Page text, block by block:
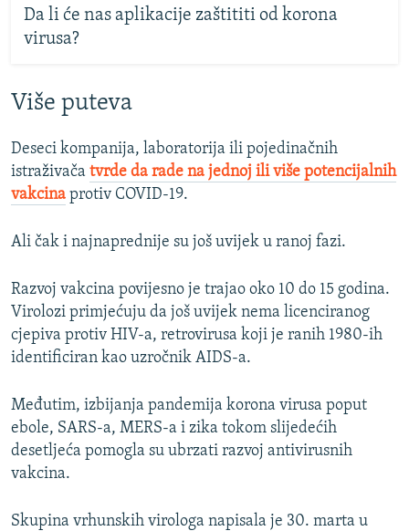
Da li će nas aplikacije zaštititi od korona
virusa?
Više puteva
Deseci kompanija, laboratorija ili pojedinačnih
istraživača tvrde da rade na jednoj ili više potencijalnih
vakcina protiv COVID-19.
Ali čak i najnaprednije su još uvijek u ranoj fazi.
Razvoj vakcina povijesno je trajao oko 10 do 15 godina.
Virolozi primjećuju da još uvijek nema licenciranog
cjepiva protiv HIV-a, retrovirusa koji je ranih 1980-ih
identificiran kao uzročnik AIDS-a.
Međutim, izbijanja pandemija korona virusa poput
ebole, SARS-a, MERS-a i zika tokom slijedećih
desetljeća pomogla su ubrzati razvoj antivirusnih
vakcina.
Skupina vrhunskih virologa napisala je 30. marta u